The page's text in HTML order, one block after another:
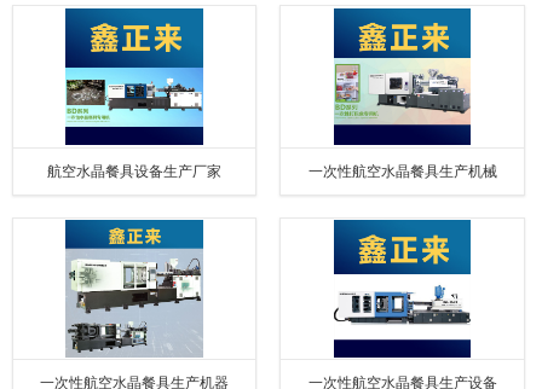
航空水晶餐具设备生产厂家 一次性航空水晶餐具生产机械
一次性航空水晶餐具生产机器 一次性航空水晶餐具生产设备